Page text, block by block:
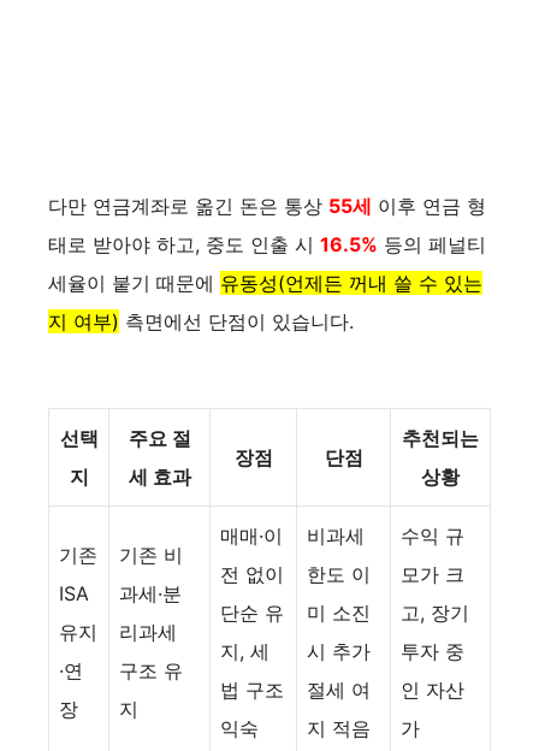
다만 연금계좌로 옮긴 돈은 통상 55세 이후 연금 형
태로 받아야 하고, 중도 인출 시 16.5% 등의 페널티
세율이 붙기 때문에 유동성(언제든 꺼내 쓸 수 있는
지 여부) 측면에선 단점이 있습니다.
선택
지
주요 절
세 효과
장점 단점
추천되는
상황
기존
ISA
유지
·연
장
기존 비
과세·분
리과세
구조 유
지
매매·이
전 없이
단순 유
지, 세
법 구조
익숙
비과세
한도 이
미 소진
시 추가
절세 여
지 적음
수익 규
모가 크
고, 장기
투자 중
인 자산
가